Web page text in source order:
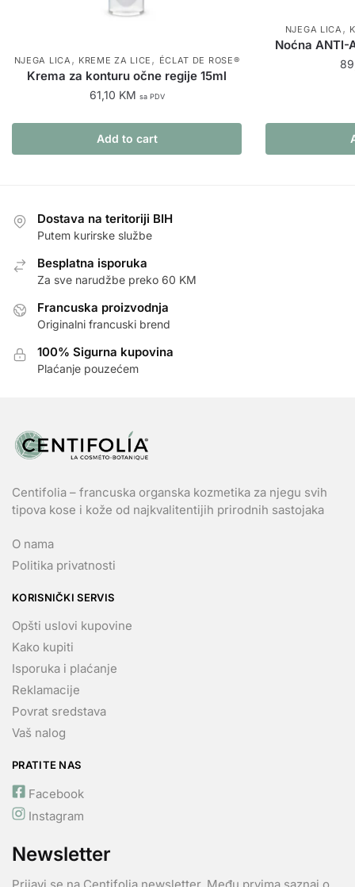
NJEGA LICA , KREME ZA LICE , ÉCLAT DE ROSE®
Krema za konturu očne regije 15ml
61,10 KM sa PDV
Add to cart
NJEGA LICA ,
Noćna ANTI-
Dostava na teritoriji BIH
Putem kurirske službe
Besplatna isporuka
Za sve narudžbe preko 60 KM
Francuska proizvodnja
Originalni francuski brend
100% Sigurna kupovina
Plaćanje pouzećem
Centifolia – francuska organska kozmetika za njegu svih
tipova kose i kože od najkvalitentijih prirodnih sastojaka
O nama
Politika privatnosti
KORISNIČKI SERVIS
Opšti uslovi kupovine
Kako kupiti
Isporuka i plaćanje
Reklamacije
Povrat sredstava
Vaš nalog
PRATITE NAS
Facebook
Instagram
Newsletter